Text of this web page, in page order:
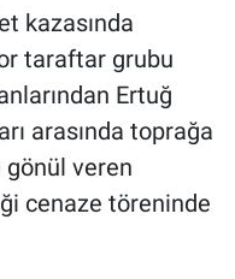
kazasında
taraftar grubu
Ertuğ
arasında toprağa
veren
cenaze töreninde